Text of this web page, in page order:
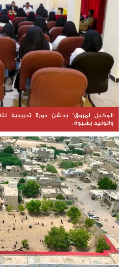
الوكيل لمروق" يدشن دورة تدريبية
والوليد بشبوة .